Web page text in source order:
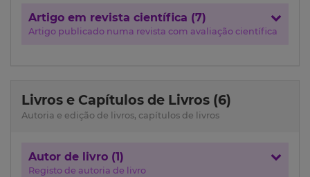
Artigo em revista científica (7)
Artigo publicado numa revista com avaliação científica
Livros e Capítulos de Livros (6)
Autoria e edição de livros, capítulos de livros
Autor de livro (1)
Registo de autoria de livro